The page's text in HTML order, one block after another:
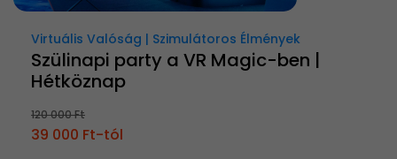
Virtuális Valóság | Szimulátoros Élmények
Szülinapi party a VR Magic-ben |
Hétköznap
120 000 Ft
39 000 Ft-tól